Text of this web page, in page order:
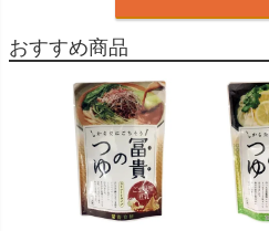
おすすめ商品